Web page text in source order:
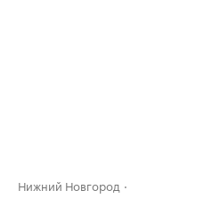
Нижний Новгород